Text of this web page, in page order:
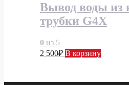
Вывод воды из
трубки G4X
0 из 5
2 500₽ В корзину